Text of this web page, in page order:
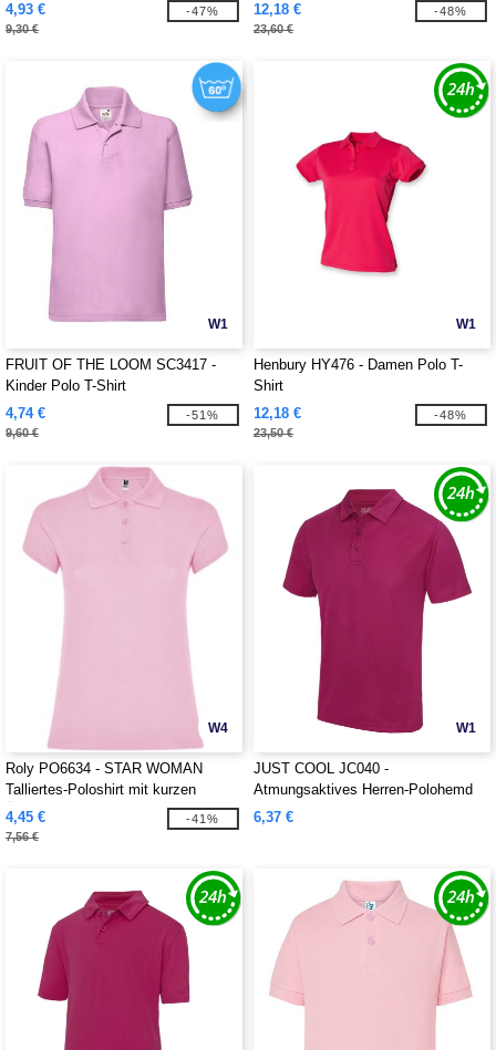
4,93 €
9,30 €
-47%
12,18 €
23,60 €
-48%
W1
FRUIT OF THE LOOM SC3417 -
Kinder Polo T-Shirt
4,74 €
9,60 €
-51%
W1
Henbury HY476 - Damen Polo T-
Shirt
12,18 €
23,50 €
-48%
W4
Roly PO6634 - STAR WOMAN
Talliertes-Poloshirt mit kurzen
Ärmeln
4,45 €
7,56 €
-41%
W1
JUST COOL JC040 -
Atmungsaktives Herren-Polohemd
6,37 €